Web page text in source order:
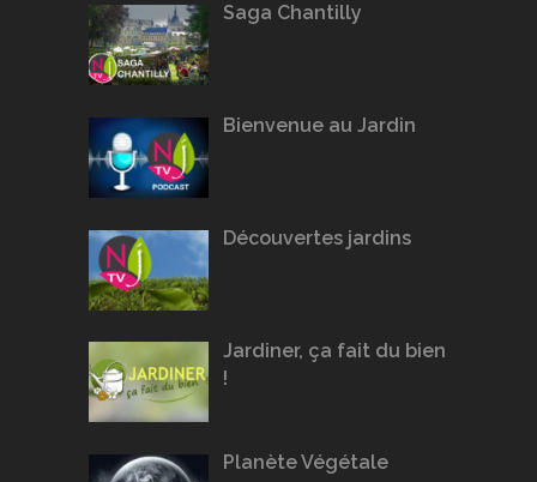
Saga Chantilly
Bienvenue au Jardin
Découvertes jardins
Jardiner, ça fait du bien
!
Planète Végétale